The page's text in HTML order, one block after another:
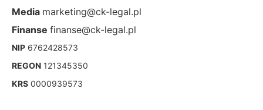
Media marketing@ck-legal.pl
Finanse finanse@ck-legal.pl
NIP 6762428573
REGON 121345350
KRS 0000939573